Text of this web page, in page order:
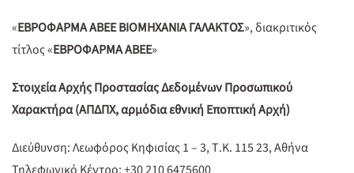
«ΕΒΡΟΦΑΡΜΑ ΑΒΕΕ ΒΙΟΜΗΧΑΝΙΑ ΓΑΛΑΚΤΟΣ», διακριτικός
τίτλος «ΕΒΡΟΦΑΡΜΑ ΑΒΕΕ»
Στοιχεία Αρχής Προστασίας Δεδομένων Προσωπικού
Χαρακτήρα (ΑΠΔΠΧ, αρμόδια εθνική Εποπτική Αρχή)
Διεύθυνση: Λεωφόρος Κηφισίας 1 – 3, Τ.Κ. 115 23, Αθήνα